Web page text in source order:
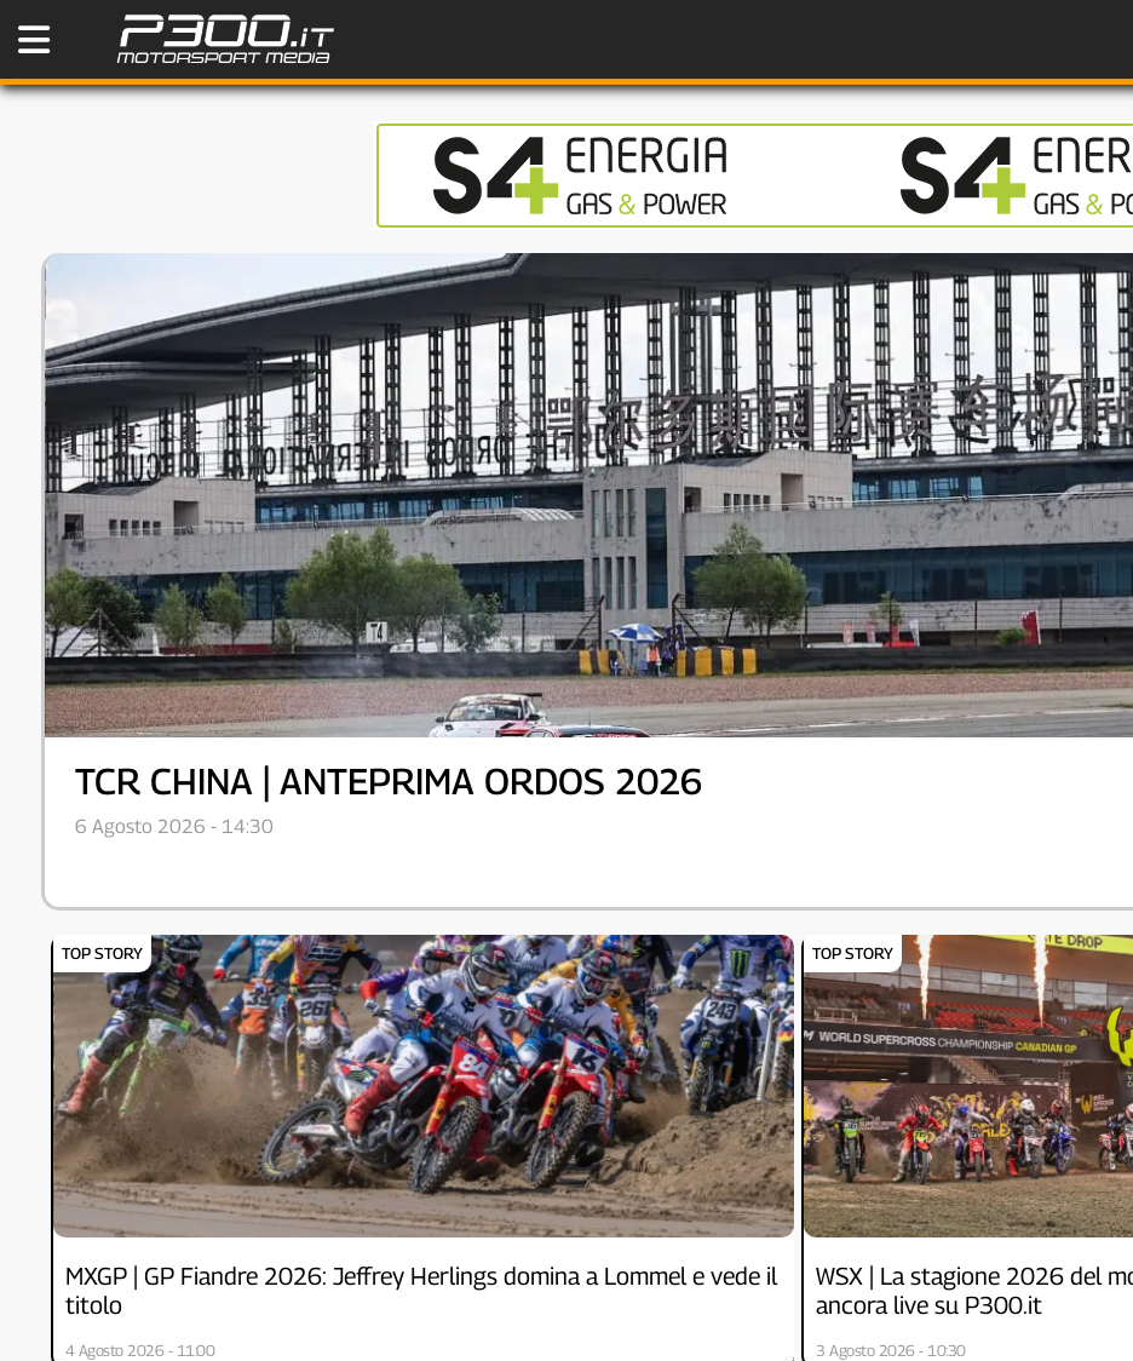
TCR CHINA | ANTEPRIMA ORDOS 2026
6 Agosto 2026 - 14:30
TOP STORY
MXGP | GP Fiandre 2026: Jeffrey Herlings domina a Lommel e vede il
titolo
4 Agosto 2026 - 11:00
TOP STORY
WSX | La stagione 2026 del
ancora live su P300.it
3 Agosto 2026 - 10:30